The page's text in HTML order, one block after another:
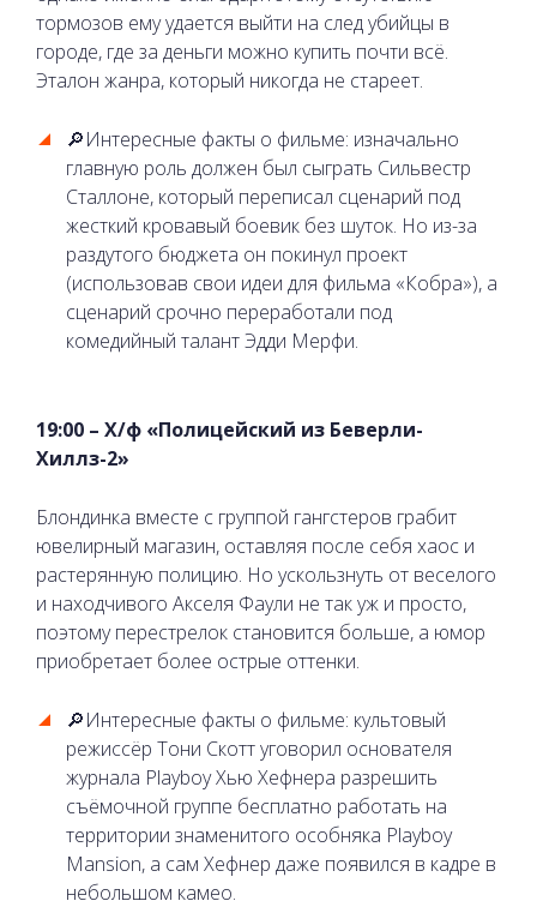
тормозов ему удается выйти на след убийцы в
городе, где за деньги можно купить почти всё.
Эталон жанра, который никогда не стареет.
🔎Интересные факты о фильме: изначально
главную роль должен был сыграть Сильвестр
Сталлоне, который переписал сценарий под
жесткий кровавый боевик без шуток. Но из-за
раздутого бюджета он покинул проект
(использовав свои идеи для фильма «Кобра»), а
сценарий срочно переработали под
комедийный талант Эдди Мерфи.
19:00 – Х/ф «Полицейский из Беверли-
Хиллз-2»
Блондинка вместе с группой гангстеров грабит
ювелирный магазин, оставляя после себя хаос и
растерянную полицию. Но ускользнуть от веселого
и находчивого Акселя Фаули не так уж и просто,
поэтому перестрелок становится больше, а юмор
приобретает более острые оттенки.
🔎Интересные факты о фильме: культовый
режиссёр Тони Скотт уговорил основателя
журнала Playboy Хью Хефнера разрешить
съёмочной группе бесплатно работать на
территории знаменитого особняка Playboy
Mansion, а сам Хефнер даже появился в кадре в
небольшом камео.